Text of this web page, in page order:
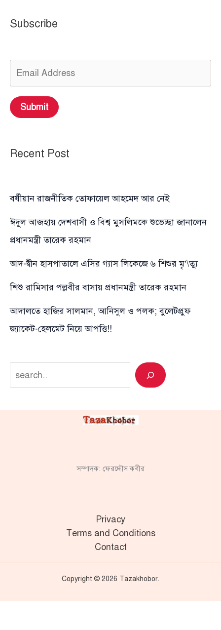
Subscribe
Submit
Recent Post
বর্ষীয়ান রাজনীতিক তোফায়েল আহমেদ আর নেই
ঈদুল আজহায় দেশবাসী ও বিশ্ব মুসলিমকে শুভেচ্ছা জানালেন
প্রধানমন্ত্রী তারেক রহমান
আদ-দ্বীন হাসপাতালে এসির গ্যাস লিকেজে ৬ শিশুর মৃ’\ত্যু
শিশু রামিসার পল্লবীর বাসায় প্রধানমন্ত্রী তারেক রহমান
আদালতে হাজির সালমান, আনিসুল ও পলক; বুলেটপ্রুফ
জ্যাকেট-হেলমেট নিয়ে আপত্তি!!
Search
সম্পাদক: ফেরদৌস কবীর
Privacy
Terms and Conditions
Contact
Copyright © 2026 Tazakhobor.